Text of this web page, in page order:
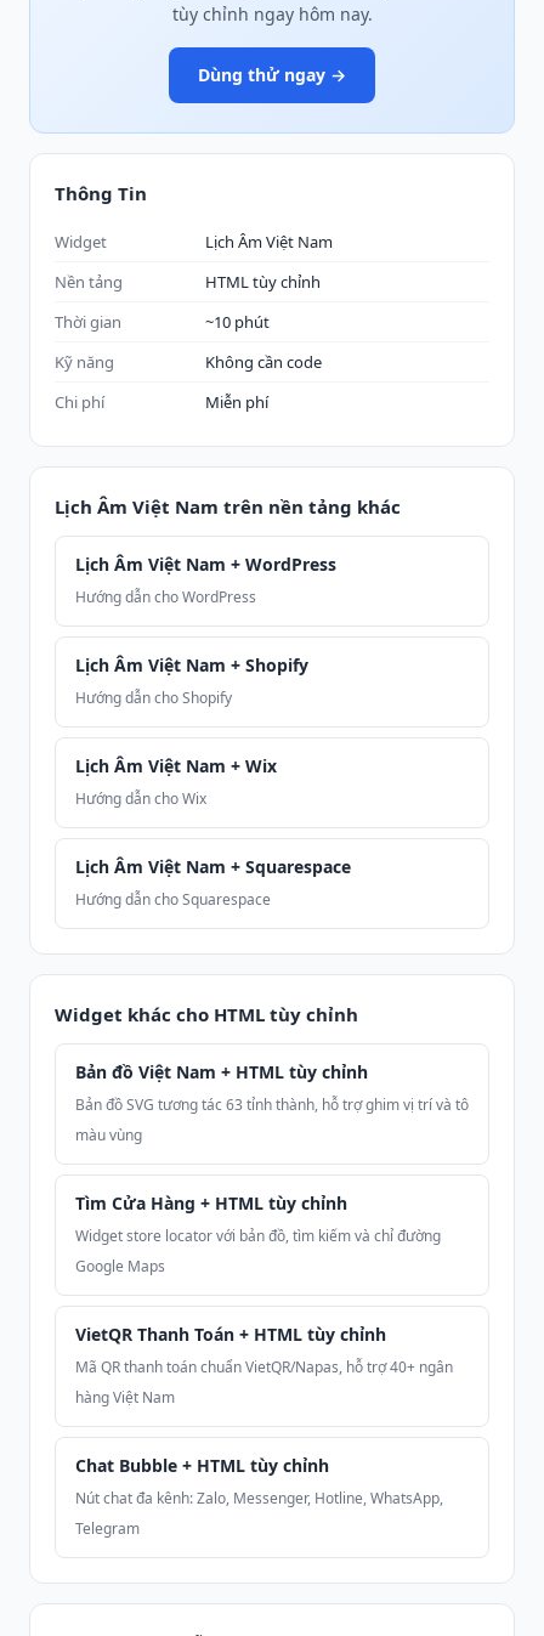
tùy chỉnh ngay hôm nay.
Dùng thử ngay →
Thông Tin
Widget
Lịch Âm Việt Nam
Nền tảng
HTML tùy chỉnh
Thời gian
~10 phút
Kỹ năng
Không cần code
Chi phí
Miễn phí
Lịch Âm Việt Nam trên nền tảng khác
Lịch Âm Việt Nam + WordPress
Hướng dẫn cho WordPress
Lịch Âm Việt Nam + Shopify
Hướng dẫn cho Shopify
Lịch Âm Việt Nam + Wix
Hướng dẫn cho Wix
Lịch Âm Việt Nam + Squarespace
Hướng dẫn cho Squarespace
Widget khác cho HTML tùy chỉnh
Bản đồ Việt Nam + HTML tùy chỉnh
Bản đồ SVG tương tác 63 tỉnh thành, hỗ trợ ghim vị trí và tô
màu vùng
Tìm Cửa Hàng + HTML tùy chỉnh
Widget store locator với bản đồ, tìm kiếm và chỉ đường
Google Maps
VietQR Thanh Toán + HTML tùy chỉnh
Mã QR thanh toán chuẩn VietQR/Napas, hỗ trợ 40+ ngân
hàng Việt Nam
Chat Bubble + HTML tùy chỉnh
Nút chat đa kênh: Zalo, Messenger, Hotline, WhatsApp,
Telegram